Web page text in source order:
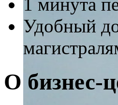
Удобный
О бизнес-